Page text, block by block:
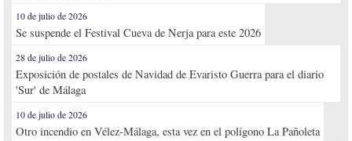
10 de julio de 2026
Se suspende el Festival Cueva de Nerja para este 2026
28 de julio de 2026
Exposición de postales de Navidad de Evaristo Guerra para el diario
'Sur' de Málaga
10 de julio de 2026
Otro incendio en Vélez-Málaga, esta vez en el polígono La Pañoleta